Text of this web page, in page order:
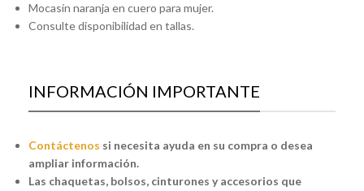
Mocasín naranja en cuero para mujer.
Consulte disponibilidad en tallas.
INFORMACIÓN IMPORTANTE
Contáctenos si necesita ayuda en su compra o desea
ampliar información.
Las chaquetas, bolsos, cinturones y accesorios que